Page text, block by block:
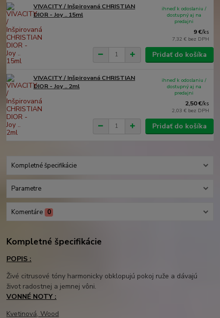
VIVACITY / Inšpirovaná CHRISTIAN
DIOR - Joy .. 15ml
9 €/ks
7,32 € bez DPH
ihneď k odoslaniu /
dostupný aj na
predajni
Pridať do košíka
VIVACITY / Inšpirovaná CHRISTIAN
DIOR - Joy .. 2ml
2,50 €/ks
2,03 € bez DPH
ihneď k odoslaniu /
dostupný aj na
predajni
Pridať do košíka
Kompletné špecifikácie
Parametre
Komentáre 0
Kompletné špecifikácie
POPIS :
Živé citrusové tóny harmonicky obklopujú pokoj ruže a dávajú
život radostnej a jemnej vôni.
VONNÉ NOTY :
Kvetinová, Wood